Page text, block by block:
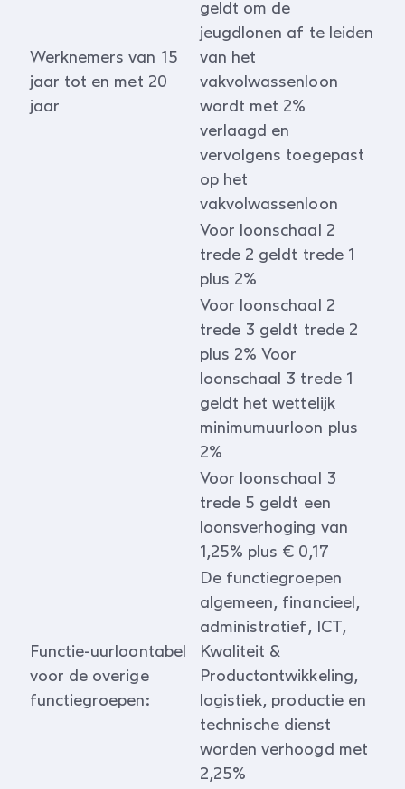
Werknemers van 15
jaar tot en met 20
jaar
geldt om de
jeugdlonen af te leiden
van het
vakvolwassenloon
wordt met 2%
verlaagd en
vervolgens toegepast
op het
vakvolwassenloon
Voor loonschaal 2
trede 2 geldt trede 1
plus 2%
Voor loonschaal 2
trede 3 geldt trede 2
plus 2% Voor
loonschaal 3 trede 1
geldt het wettelijk
minimumuurloon plus
2%
Voor loonschaal 3
trede 5 geldt een
loonsverhoging van
1,25% plus € 0,17
Functie-uurloontabel
voor de overige
functiegroepen:
De functiegroepen
algemeen, financieel,
administratief, ICT,
Kwaliteit &
Productontwikkeling,
logistiek, productie en
technische dienst
worden verhoogd met
2,25%